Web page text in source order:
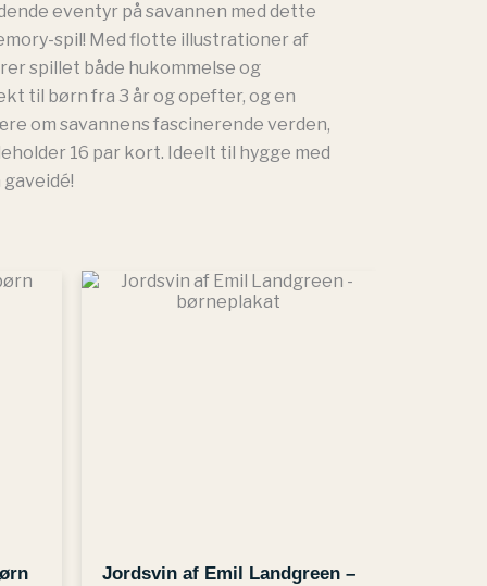
eventyr på savannen med dette
spil! Med flotte illustrationer af
spillet både hukommelse og
til børn fra 3 år og opefter, og en
om savannens fascinerende verden,
16 par kort. Ideelt til hygge med
Jordsvin af Emil Landgreen –